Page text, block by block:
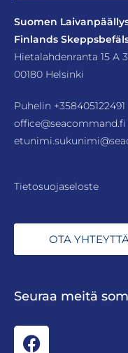
Suomen
Finlands
Hietalahdenranta 15 A 3
00180 Helsinki
Puhelin +358405122491
office@seacommand.fi
Tietosuojaseloste
OTA
Seuraa meitä